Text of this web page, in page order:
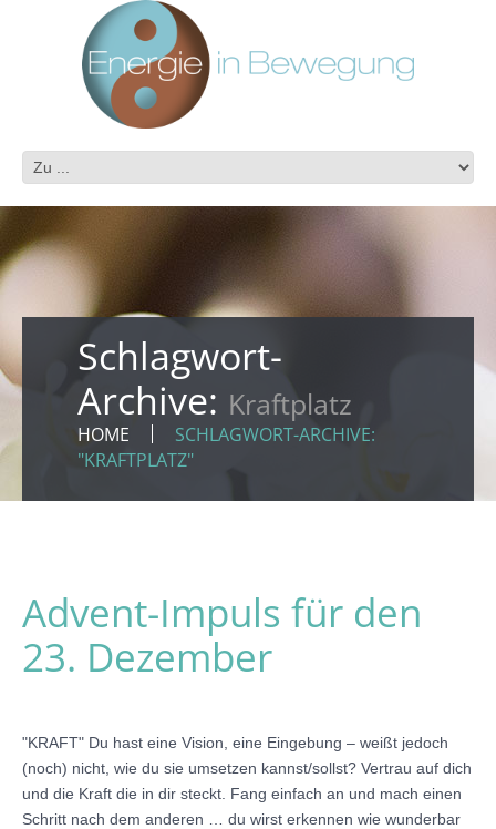
Schlagwort-
Archive: Kraftplatz
HOME
SCHLAGWORT-ARCHIVE:
"KRAFTPLATZ"
Advent-Impuls für den
23. Dezember
"KRAFT" Du hast eine Vision, eine Eingebung – weißt jedoch
(noch) nicht, wie du sie umsetzen kannst/sollst? Vertrau auf dich
und die Kraft die in dir steckt. Fang einfach an und mach einen
Schritt nach dem anderen … du wirst erkennen wie wunderbar